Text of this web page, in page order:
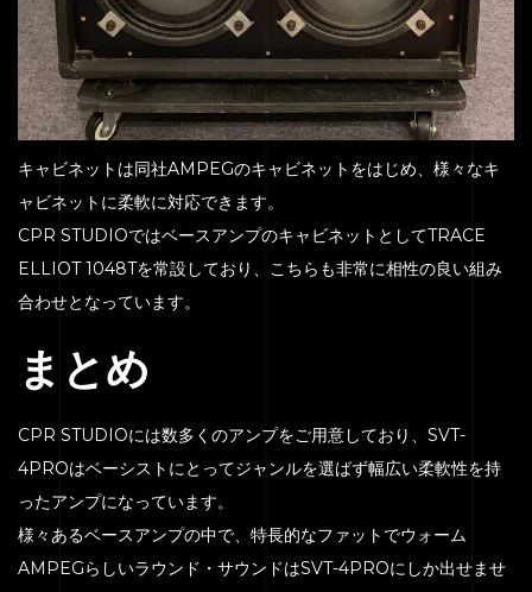
キャビネットは同社AMPEGのキャビネットをはじめ、様々なキ
ャビネットに柔軟に対応できます。
CPR STUDIOではベースアンプのキャビネットとしてTRACE
ELLIOT 1048Tを常設しており、こちらも非常に相性の良い組み
合わせとなっています。
まとめ
CPR STUDIOには数多くのアンプをご用意しており、SVT-
4PROはベーシストにとってジャンルを選ばず幅広い柔軟性を持
ったアンプになっています。
様々あるベースアンプの中で、特長的なファットでウォーム
AMPEGらしいラウンド・サウンドはSVT-4PROにしか出せませ